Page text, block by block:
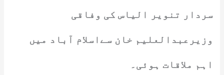
سردار تنویر الیاس کی وفاقی
وزیرعبدالعلیم خان سےاسلام آباد میں
اہم ملاقات ہوئی۔